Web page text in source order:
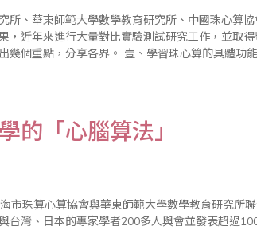
所、華東師範大學數學教育研究所、中國珠心算
，近年來進行大量對比實驗測試研究工作，並取
、學習珠心算的具體功能 一、記憶力提
的「心腦算法」
市珠算心算協會與華東師範大學數學教育研究所
台灣、日本的專家學者200多人與會並發表超過